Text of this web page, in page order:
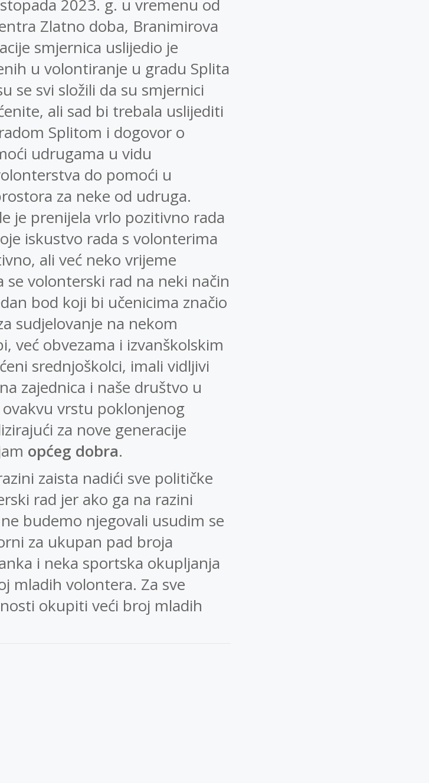
2023. g. u vremenu od
Zlatno doba, Branimirova
smjernica uslijedio je
u volontiranje u gradu Splita
se svi složili da su smjernici
ali sad bi trebala uslijediti
Splitom i dogovor o
udrugama u vidu
do pomoći u
za neke od udruga.
je prenijela vrlo pozitivno rada
iskustvo rada s volonterima
ali već neko vrijeme
volonterski rad na neki način
bod koji bi učenicima značio
sudjelovanje na nekom
već obvezama i izvanškolskim
srednjoškolci, imali vidljivi
zajednica i naše društvo u
vrstu poklonjenog
za nove generacije
općeg dobra.
zaista nadići sve političke
rad jer ako ga na razini
budemo njegovali usudim se
za ukupan pad broja
i neka sportska okupljanja
mladih volontera. Za sve
okupiti veći broj mladih